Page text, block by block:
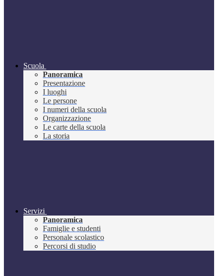
Scuola
Panoramica
Presentazione
I luoghi
Le persone
I numeri della scuola
Organizzazione
Le carte della scuola
La storia
Servizi
Panoramica
Famiglie e studenti
Personale scolastico
Percorsi di studio